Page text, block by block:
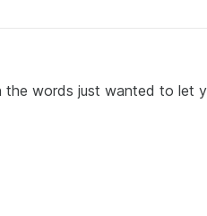
the words just wanted to let